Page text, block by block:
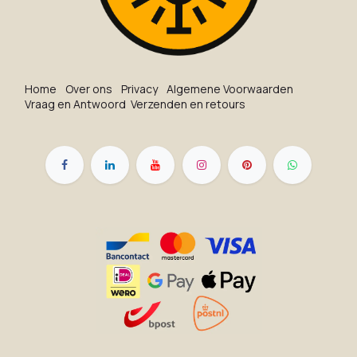
Ho​me O​ve​r on​s Privacy Algemene Voorwaarden
Vraag en Antwoord Verzenden en retours